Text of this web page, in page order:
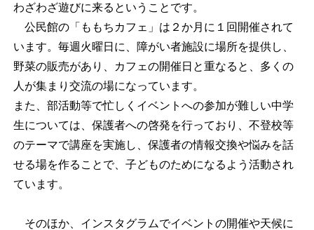
わざわざ遊びに来るということです。
公民館の「ももちカフェ」は２か月に１回開催されて
います。毎週火曜日に、障がい者施設に場所を提供し、
野菜の販売があり、カフェの開催日と重なると、多くの
人が集まり交流の場になっています。
また、部活動等で忙しくイベントへの参加が難しい中学
生については、保護者への啓発を行っており、不登校等
のテーマで講座を実施し、保護者の情報交換や悩みを話
せる場を作ることで、子どものためになるよう活動され
ています。
そのほか、インスタグラムでイベントの開催や天候に